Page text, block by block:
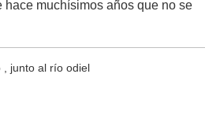
hace muchísimos años que no se
, junto al río odiel